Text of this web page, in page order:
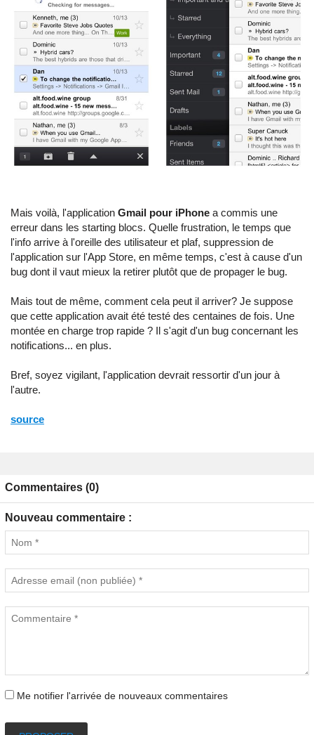
Mais voilà, l'application Gmail pour iPhone a commis une
erreur dans les starting blocs. Quelle frustration, le temps que
l'info arrive à l'oreille des utilisateur et plaf, suppression de
l'application sur l'App Store, en même temps, c'est à cause d'un
bug dont il vaut mieux la retirer plutôt que de propager le bug.
Mais tout de même, comment cela peut il arriver? Je suppose
que cette application avait été testé des centaines de fois. Une
montée en charge trop rapide ? Il s'agit d'un bug concernant les
notifications... en plus.
Bref, soyez vigilant, l'application devrait ressortir d'un jour à
l'autre.
source
Commentaires (0)
Nouveau commentaire :
Me notifier l'arrivée de nouveaux commentaires